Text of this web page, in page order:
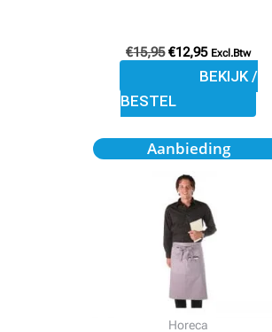
€15,95 €12,95 Excl.Btw
BEKIJK /
BESTEL
de
Aanbieding
Horeca
Oorspronkelijke
prijs
was:
€14,50.
Huidige
prijs
Dit
heeft
meerdere
variaties.
Deze
optie